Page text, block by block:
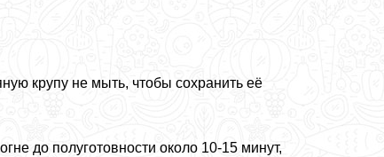
крупу не мыть, чтобы сохранить её
до полуготовности около 10-15 минут,